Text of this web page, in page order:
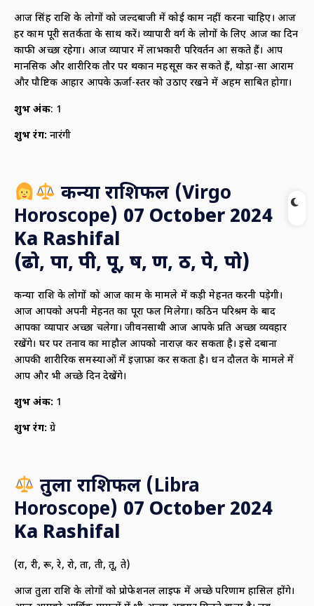
आज सिंह राशि के लोगों को जल्दबाजी में कोई काम नहीं करना चाहिए। आज
हर काम पूरी सतर्कता के साथ करें। व्यापारी वर्ग के लोगों के लिए आज का दिन
काफी अच्छा रहेगा। आज व्यापार में लाभकारी परिवर्तन आ सकते हैं। आप
मानसिक और शारीरिक तौर पर थकान महसूस कर सकते हैं, थोड़ा-सा आराम
और पौष्टिक आहार आपके ऊर्जा-स्तर को उठाए रखने में अहम साबित होगा।
शुभ अंक: 1
शुभ रंग: नारंगी
कन्या राशिफल (Virgo
Horoscope) 07 October 2024
Ka Rashifal
(ढो, पा, पी, पू, ष, ण, ठ, पे, पो)
कन्या राशि के लोगों को आज काम के मामले में कड़ी मेहनत करनी पडे़गी।
आज आपको अपनी मेहनत का पूरा फल मिलेगा। कठिन परिश्रम के बाद
आपका व्यापार अच्छा चलेगा। जीवनसाथी आज आपके प्रति अच्छा व्यवहार
रखेंगे। घर पर तनाव का माहौल आपको नाराज़ कर सकता है। इसे दबाना
आपकी शारीरिक समस्याओं में इज़ाफ़ा कर सकता है। धन दौलत के मामले में
आप और भी अच्छे दिन देखेंगे।
शुभ अंक: 1
शुभ रंग: ग्रे
तुला राशिफल (Libra
Horoscope) 07 October 2024
Ka Rashifal
(रा, री, रू, रे, रो, ता, ती, तू, ते)
आज तुला राशि के लोगों को प्रोफेशनल लाइफ में अच्छे परिणाम हासिल होंगे।